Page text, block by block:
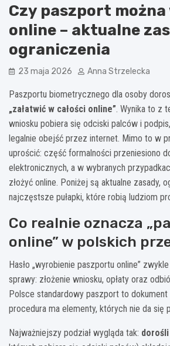
Czy paszport
online – aktualne
ograniczenia
23 maja 2026 Anna Strzelecka
Paszportu biometrycznego dla osoby
„załatwić w całości online”. Wynika to z
wniosku pobiera się odciski palców i
legalnie obejść przez internet. Mimo to w
uprościć: część formalności przeniesiono
elektronicznych, a w wybranych
złożyć online. Poniżej są aktualne zasady,
najczęstsze pułapki, które robią ludziom
Co realnie oznacza
online” w polskich
Hasło „wyrobienie paszportu online”
sprawy: złożenie wniosku, opłaty oraz
Polsce standardowy paszport to
procedura ma elementy, których nie da się
Najważniejszy podział wygląda tak: dorośli